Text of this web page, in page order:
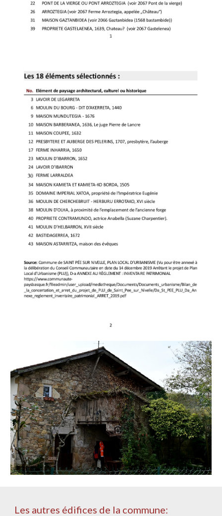
Les autres édifices de la commune: